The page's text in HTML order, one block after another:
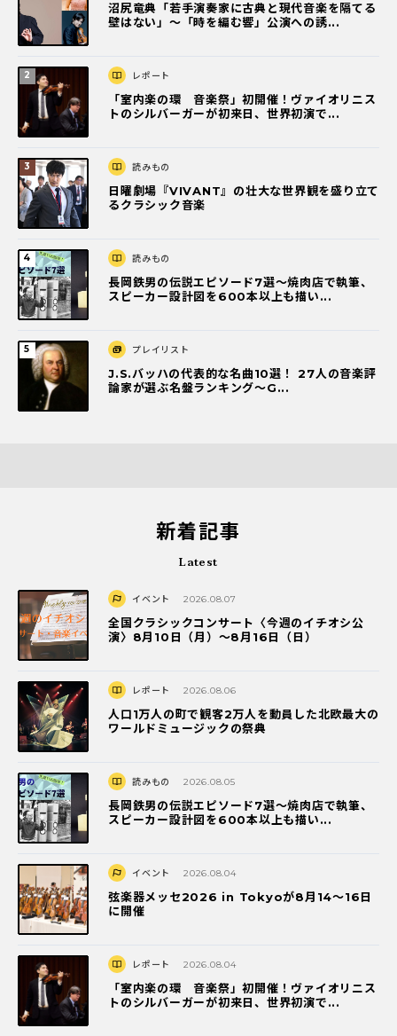
沼尻竜典「若手演奏家に古典と現代音楽を隔てる
壁はない」～「時を編む響」公演への誘...
レポート
「室内楽の環 音楽祭」初開催！ヴァイオリニス
トのシルバーガーが初来日、世界初演で...
読みもの
日曜劇場『VIVANT』の壮大な世界観を盛り立て
るクラシック音楽
読みもの
長岡鉄男の伝説エピソード7選〜焼肉店で執筆、
スピーカー設計図を600本以上も描い...
プレイリスト
J.S.バッハの代表的な名曲10選！ 27人の音楽評
論家が選ぶ名盤ランキング〜G...
新着記事
Latest
イベント 2026.08.07
全国クラシックコンサート〈今週のイチオシ公
演〉8月10日（月）～8月16日（日）
レポート 2026.08.06
人口1万人の町で観客2万人を動員した北欧最大の
ワールドミュージックの祭典
読みもの 2026.08.05
長岡鉄男の伝説エピソード7選〜焼肉店で執筆、
スピーカー設計図を600本以上も描い...
イベント 2026.08.04
弦楽器メッセ2026 in Tokyoが8月14～16日
に開催
レポート 2026.08.04
「室内楽の環 音楽祭」初開催！ヴァイオリニス
トのシルバーガーが初来日、世界初演で...